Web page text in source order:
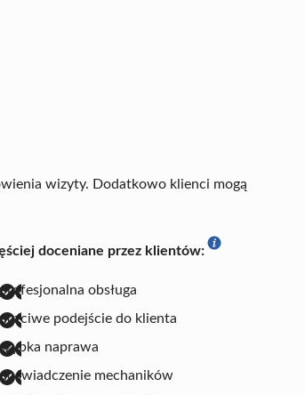
wizyty. Dodatkowo klienci mogą
doceniane przez klientów:
profesjonalna obsługa
uczciwe podejście do klienta
szybka naprawa
doświadczenie mechaników